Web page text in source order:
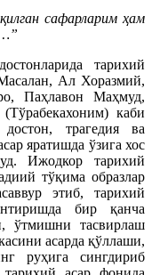
сафарларим ҳам
тарихий
Ал Хоразмий,
Паҳлавон Маҳмуд,
каби
трагедия ва
яратишда ўзига хос
Ижодкор тарихий
тўқима образлар
этиб, тарихий
бир қанча
ўтмишни тасвирлаш
асарда қўллаши,
руҳига сингдириб